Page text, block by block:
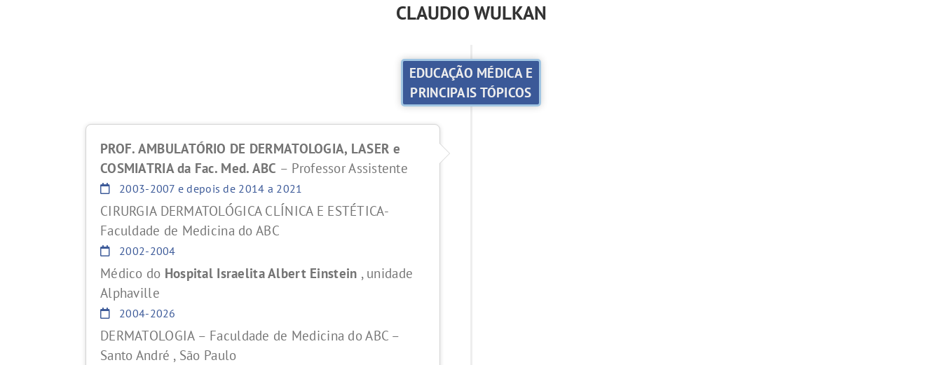
CLAUDIO WULKAN
EDUCAÇÃO MÉDICA E
PRINCIPAIS TÓPICOS
PROF. AMBULATÓRIO DE DERMATOLOGIA, LASER e
COSMIATRIA da Fac. Med. ABC – Professor Assistente
2003-2007 e depois de 2014 a 2021
CIRURGIA DERMATOLÓGICA CLÍNICA E ESTÉTICA-
Faculdade de Medicina do ABC
2002-2004
Médico do Hospital Israelita Albert Einstein , unidade
Alphaville
2004-2026
DERMATOLOGIA – Faculdade de Medicina do ABC –
Santo André , São Paulo